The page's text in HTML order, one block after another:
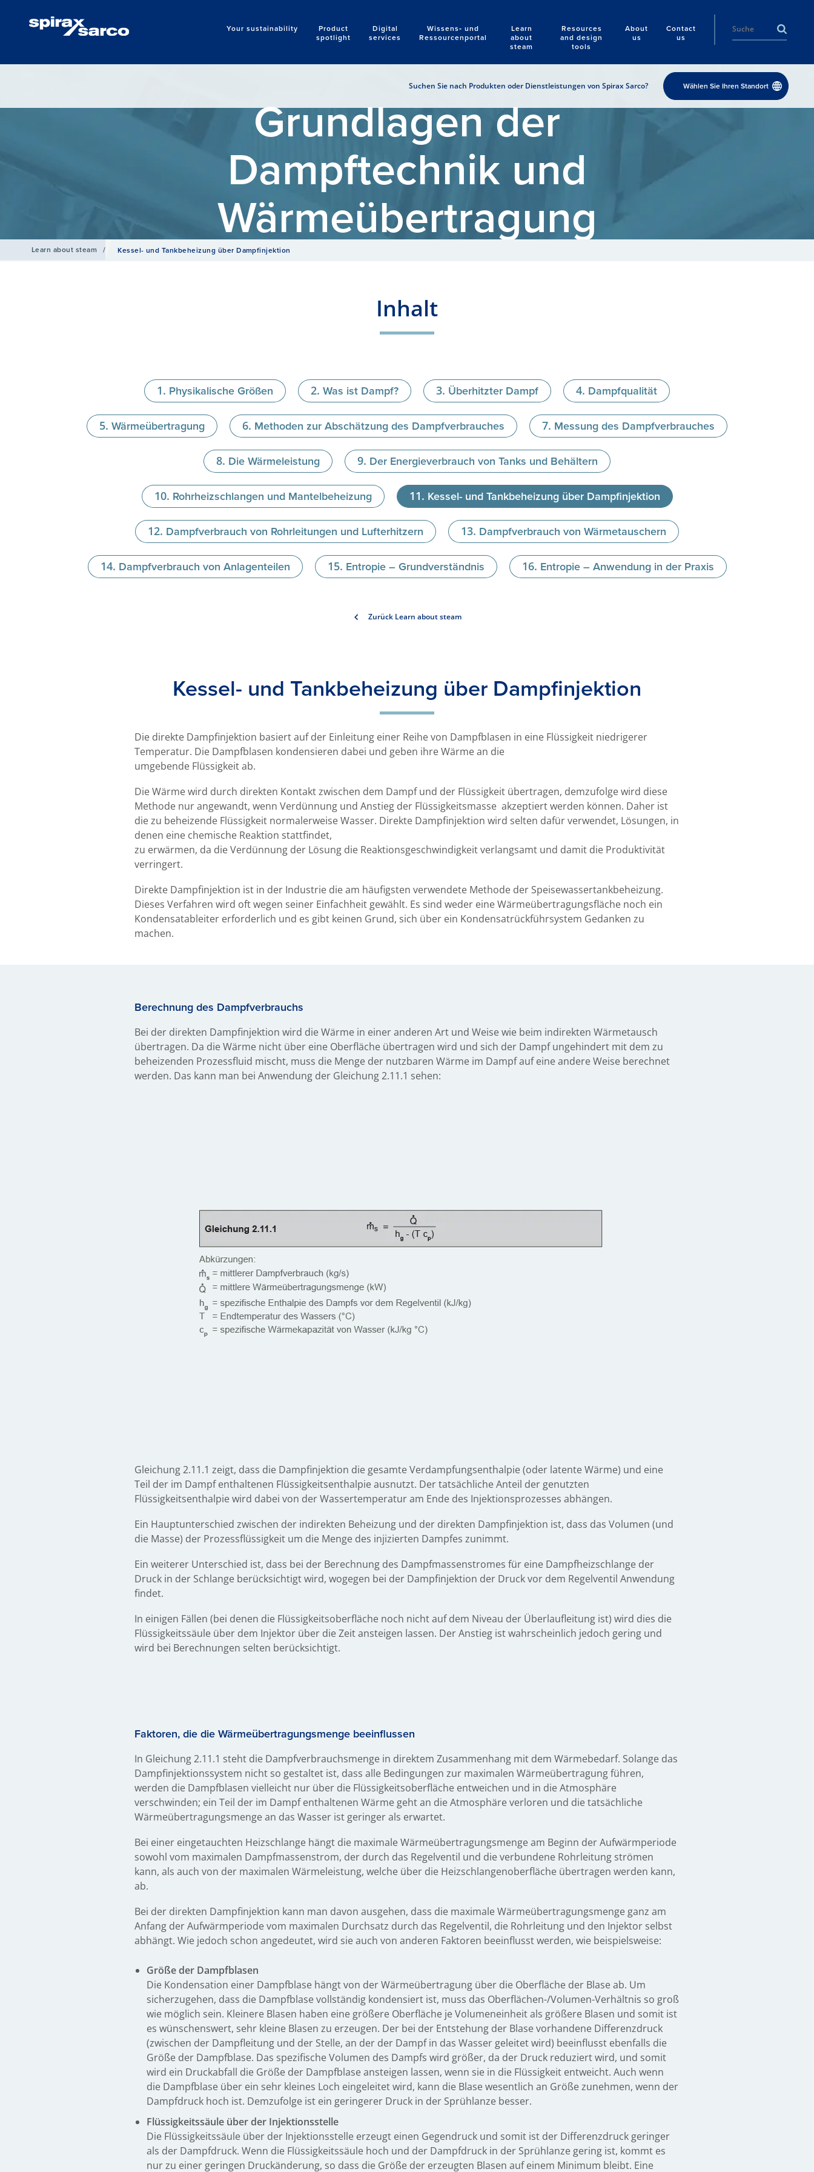
Your sustainability
Product
spotlight
Digital
services
Wissens‑ und
Ressourcenportal
Learn
about
steam
Resources
and design
tools
About
us
Contact
us
Search
Suchen Sie nach Produkten oder Dienstleistungen von Spirax Sarco? Wählen Sie Ihren Standort
Grundlagen der
Dampftechnik und
Wärmeübertragung
Learn about steam / Kessel- und Tankbeheizung über Dampfinjektion
Inhalt
Physikalische Größen Was ist Dampf? Überhitzter Dampf Dampfqualität
Wärmeübertragung Methoden zur Abschätzung des Dampfverbrauches Messung des Dampfverbrauches
Die Wärmeleistung Der Energieverbrauch von Tanks und Behältern
Rohrheizschlangen und Mantelbeheizung Kessel- und Tankbeheizung über Dampfinjektion
Dampfverbrauch von Rohrleitungen und Lufterhitzern Dampfverbrauch von Wärmetauschern
Dampfverbrauch von Anlagenteilen Entropie – Grundverständnis Entropie – Anwendung in der Praxis
Zurück Learn about steam
Kessel- und Tankbeheizung über Dampfinjektion
Die direkte Dampfinjektion basiert auf der Einleitung einer Reihe von Dampfblasen in eine Flüssigkeit niedrigerer
Temperatur. Die Dampfblasen kondensieren dabei und geben ihre Wärme an die
umgebende Flüssigkeit ab.
Die Wärme wird durch direkten Kontakt zwischen dem Dampf und der Flüssigkeit übertragen, demzufolge wird diese
Methode nur angewandt, wenn Verdünnung und Anstieg der Flüssigkeitsmasse akzeptiert werden können. Daher ist
die zu beheizende Flüssigkeit normalerweise Wasser. Direkte Dampfinjektion wird selten dafür verwendet, Lösungen, in
denen eine chemische Reaktion stattfindet,
zu erwärmen, da die Verdünnung der Lösung die Reaktionsgeschwindigkeit verlangsamt und damit die Produktivität
verringert.
Direkte Dampfinjektion ist in der Industrie die am häufigsten verwendete Methode der Speisewassertankbeheizung.
Dieses Verfahren wird oft wegen seiner Einfachheit gewählt. Es sind weder eine Wärmeübertragungsfläche noch ein
Kondensatableiter erforderlich und es gibt keinen Grund, sich über ein Kondensatrückführsystem Gedanken zu
machen.
Berechnung des Dampfverbrauchs
Bei der direkten Dampfinjektion wird die Wärme in einer anderen Art und Weise wie beim indirekten Wärmetausch
übertragen. Da die Wärme nicht über eine Oberfläche übertragen wird und sich der Dampf ungehindert mit dem zu
beheizenden Prozessfluid mischt, muss die Menge der nutzbaren Wärme im Dampf auf eine andere Weise berechnet
werden. Das kann man bei Anwendung der Gleichung 2.11.1 sehen:
Gleichung 2.11.1 zeigt, dass die Dampfinjektion die gesamte Verdampfungsenthalpie (oder latente Wärme) und eine
Teil der im Dampf enthaltenen Flüssigkeitsenthalpie ausnutzt. Der tatsächliche Anteil der genutzten
Flüssigkeitsenthalpie wird dabei von der Wassertemperatur am Ende des Injektionsprozesses abhängen.
Ein Hauptunterschied zwischen der indirekten Beheizung und der direkten Dampfinjektion ist, dass das Volumen (und
die Masse) der Prozessflüssigkeit um die Menge des injizierten Dampfes zunimmt.
Ein weiterer Unterschied ist, dass bei der Berechnung des Dampfmassenstromes für eine Dampfheizschlange der
Druck in der Schlange berücksichtigt wird, wogegen bei der Dampfinjektion der Druck vor dem Regelventil Anwendung
findet.
In einigen Fällen (bei denen die Flüssigkeitsoberfläche noch nicht auf dem Niveau der Überlaufleitung ist) wird dies die
Flüssigkeitssäule über dem Injektor über die Zeit ansteigen lassen. Der Anstieg ist wahrscheinlich jedoch gering und
wird bei Berechnungen selten berücksichtigt.
Faktoren, die die Wärmeübertragungsmenge beeinflussen
In Gleichung 2.11.1 steht die Dampfverbrauchsmenge in direktem Zusammenhang mit dem Wärmebedarf. Solange das
Dampfinjektionssystem nicht so gestaltet ist, dass alle Bedingungen zur maximalen Wärmeübertragung führen,
werden die Dampfblasen vielleicht nur über die Flüssigkeitsoberfläche entweichen und in die Atmosphäre
verschwinden; ein Teil der im Dampf enthaltenen Wärme geht an die Atmosphäre verloren und die tatsächliche
Wärmeübertragungsmenge an das Wasser ist geringer als erwartet.
Bei einer eingetauchten Heizschlange hängt die maximale Wärmeübertragungsmenge am Beginn der Aufwärmperiode
sowohl vom maximalen Dampfmassenstrom, der durch das Regelventil und die verbundene Rohrleitung strömen
kann, als auch von der maximalen Wärmeleistung, welche über die Heizschlangenoberfläche übertragen werden kann,
ab.
Bei der direkten Dampfinjektion kann man davon ausgehen, dass die maximale Wärmeübertragungsmenge ganz am
Anfang der Aufwärmperiode vom maximalen Durchsatz durch das Regelventil, die Rohrleitung und den Injektor selbst
abhängt. Wie jedoch schon angedeutet, wird sie auch von anderen Faktoren beeinflusst werden, wie beispielsweise:
Größe der Dampfblasen
Die Kondensation einer Dampfblase hängt von der Wärmeübertragung über die Oberfläche der Blase ab. Um
sicherzugehen, dass die Dampfblase vollständig kondensiert ist, muss das Oberflächen-/Volumen-Verhältnis so groß
wie möglich sein. Kleinere Blasen haben eine größere Oberfläche je Volumeneinheit als größere Blasen und somit ist
es wünschenswert, sehr kleine Blasen zu erzeugen. Der bei der Entstehung der Blase vorhandene Differenzdruck
(zwischen der Dampfleitung und der Stelle, an der der Dampf in das Wasser geleitet wird) beeinflusst ebenfalls die
Größe der Dampfblase. Das spezifische Volumen des Dampfs wird größer, da der Druck reduziert wird, und somit
wird ein Druckabfall die Größe der Dampfblase ansteigen lassen, wenn sie in die Flüssigkeit entweicht. Auch wenn
die Dampfblase über ein sehr kleines Loch eingeleitet wird, kann die Blase wesentlich an Größe zunehmen, wenn der
Dampfdruck hoch ist. Demzufolge ist ein geringerer Druck in der Sprühlanze besser.
Flüssigkeitssäule über der Injektionsstelle
Die Flüssigkeitssäule über der Injektionsstelle erzeugt einen Gegendruck und somit ist der Differenzdruck geringer
als der Dampfdruck. Wenn die Flüssigkeitssäule hoch und der Dampfdruck in der Sprühlanze gering ist, kommt es
nur zu einer geringen Druckänderung, so dass die Größe der erzeugten Blasen auf einem Minimum bleibt. Eine